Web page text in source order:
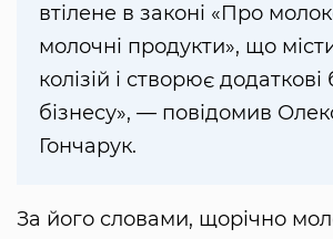
втілене в законі «Про
молочні продукти», що
колізій і створює додаткові
бізнесу», — повідомив
Гончарук.
За його словами, щорічно